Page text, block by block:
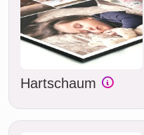
Hartschaum